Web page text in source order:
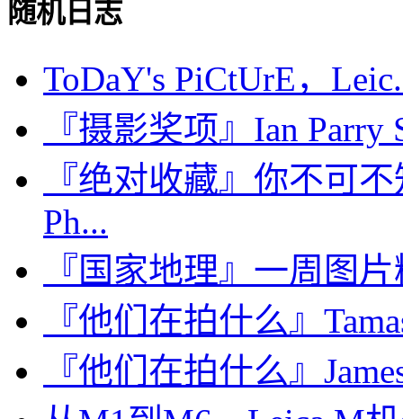
随机日志
ToDaY's PiCtUrE，
『摄影奖项』Ian Parry
『绝对收藏』你不可
Ph...
『国家地理』一周图
『他们在拍什么』
『他们在拍什么』